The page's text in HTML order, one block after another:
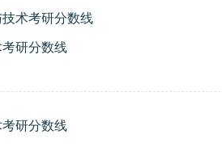
术考研分数线
研分数线
研分数线